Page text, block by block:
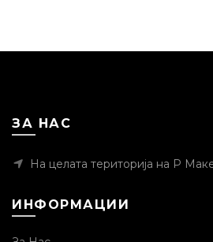
ЗА НАС
На целата територија на Р
ИНФОРМАЦИИ